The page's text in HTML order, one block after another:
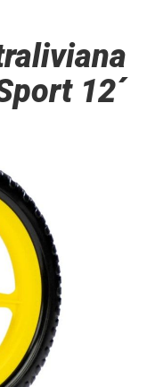
12´